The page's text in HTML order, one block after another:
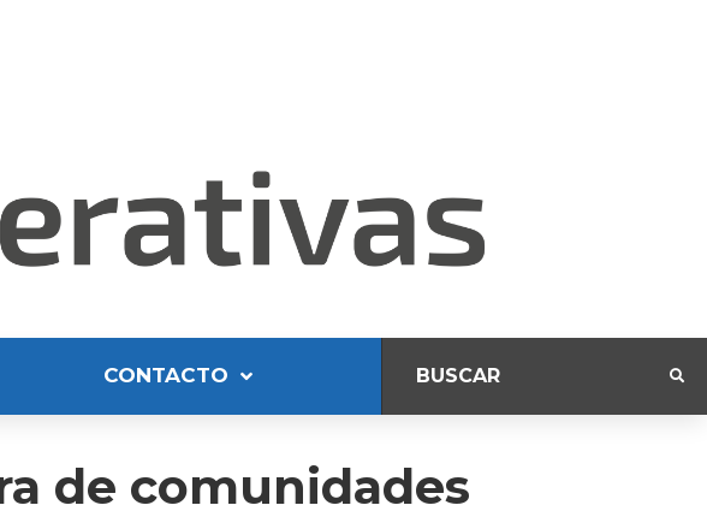
CONTACTO
de comunidades